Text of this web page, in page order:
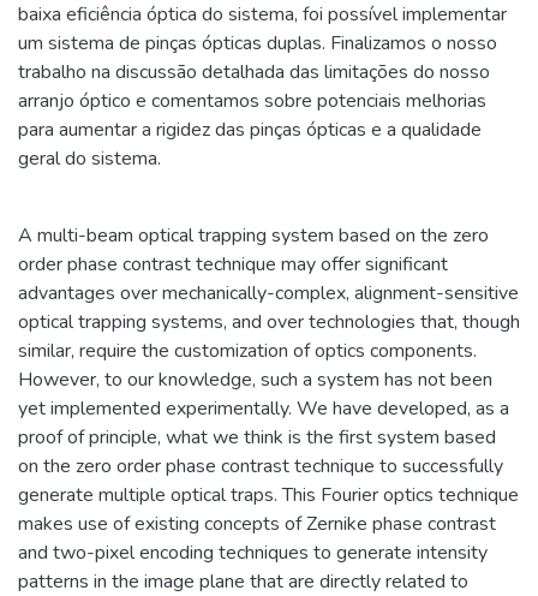
baixa eficiência óptica do sistema, foi possível implementar
um sistema de pinças ópticas duplas. Finalizamos o nosso
trabalho na discussão detalhada das limitações do nosso
arranjo óptico e comentamos sobre potenciais melhorias
para aumentar a rigidez das pinças ópticas e a qualidade
geral do sistema.
A multi-beam optical trapping system based on the zero
order phase contrast technique may offer significant
advantages over mechanically-complex, alignment-sensitive
optical trapping systems, and over technologies that, though
similar, require the customization of optics components.
However, to our knowledge, such a system has not been
yet implemented experimentally. We have developed, as a
proof of principle, what we think is the first system based
on the zero order phase contrast technique to successfully
generate multiple optical traps. This Fourier optics technique
makes use of existing concepts of Zernike phase contrast
and two-pixel encoding techniques to generate intensity
patterns in the image plane that are directly related to